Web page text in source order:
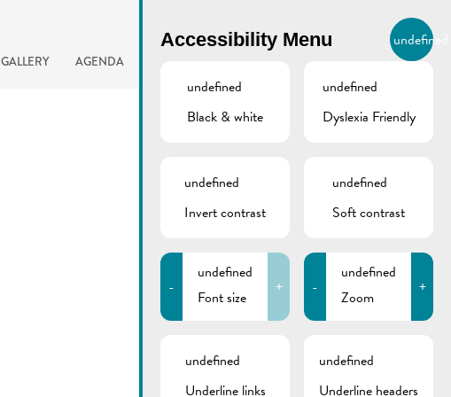
GALLERY AGENDA EN
BIERGER.REMICH.LU
Accessibility Menu undefined
undefined
Black & white
undefined
Dyslexia Friendly
undefined
Invert contrast
undefined
Soft contrast
-
undefined
Font size
+ -
undefined
Zoom
+
undefined
Underline links
undefined
Underline headers